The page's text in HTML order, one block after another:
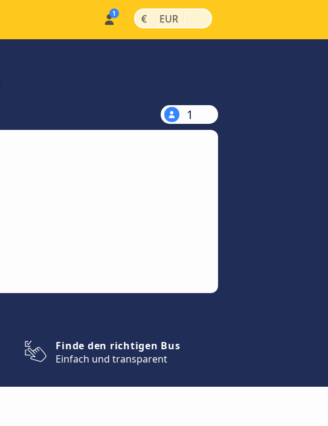
€ | EUR |
1
Finde den richtigen Bus
Einfach und transparent